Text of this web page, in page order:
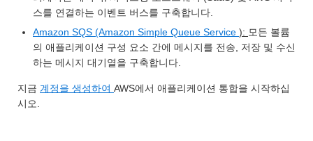
스를 연결하는 이벤트 버스를 구축합니다.
Amazon SQS (Amazon Simple Queue Service ): 모든 볼륨
의 애플리케이션 구성 요소 간에 메시지를 전송, 저장 및 수신
하는 메시지 대기열을 구축합니다.
지금 계정을 생성하여 AWS에서 애플리케이션 통합을 시작하십
시오.